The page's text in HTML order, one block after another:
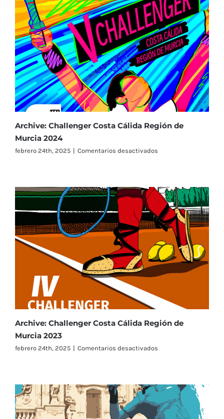
6th
edition
of
the
Challenger
Costa
Cálida
Archive: Challenger Costa Cálida Región de
Murcia 2024
febrero 24th, 2025 | Comentarios desactivados
Cálida
Región
de
Murcia
2024
Archive: Challenger Costa Cálida Región de
Murcia 2023
febrero 24th, 2025 | Comentarios desactivados
Cálida
Región
de
Murcia